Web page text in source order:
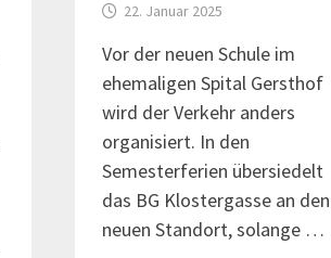
22. Januar 2025
Vor der neuen Schule im
ehemaligen Spital Gersthof
wird der Verkehr anders
organisiert. In den
Semesterferien übersiedelt
das BG Klostergasse an den
neuen Standort, solange …